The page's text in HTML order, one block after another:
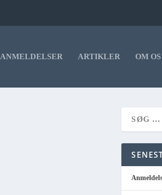
ANMELDELSER ARTIKLER OM OS